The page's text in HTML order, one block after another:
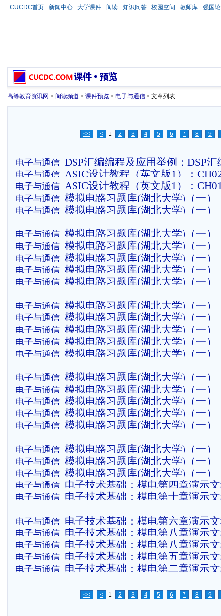
CUCDC首页 新闻中心 大学课件 阅读 知识问答 校园空间 教师库 强国
高等教育资讯网 > 阅读频道 > 课件预览 > 电子与通信 > 文章列表
<< < 1 2 3 4 5 6 7 8 9
电子与通信 DSP汇编编程及应用举例：DSP
举例
电子与通信 ASIC设计教程（英文版1）：
电子与通信 ASIC设计教程（英文版1）：
电子与通信 模拟电路习题库(湖北大学)（一）
电子与通信 模拟电路习题库(湖北大学)（一）
电子与通信 模拟电路习题库(湖北大学)（一）
电子与通信 模拟电路习题库(湖北大学)（一）
电子与通信 模拟电路习题库(湖北大学)（一）
电子与通信 模拟电路习题库(湖北大学)（一）
电子与通信 模拟电路习题库(湖北大学)（一）
电子与通信 模拟电路习题库(湖北大学)（一）
放大电路 自测
电子与通信 模拟电路习题库(湖北大学)（一）
的发生和信号的转换 自测
电子与通信 模拟电路习题库(湖北大学)（一）
的运算和处理 自测
电子与通信 模拟电路习题库(湖北大学)（一）
电路中的反馈 自测题
电子与通信 模拟电路习题库(湖北大学)（一）
电子与通信 模拟电路习题库(湖北大学)（一）
放大电路 自测题
电子与通信 模拟电路习题库(湖北大学)（一）
放大电路 自测题
电子与通信 模拟电路习题库(湖北大学)（一）
半导体器件 自测题
电子与通信 模拟电路习题库(湖北大学)（一）
流电源 自测
电子与通信 模拟电路习题库(湖北大学)（一）
电子与通信 模拟电路习题库(湖北大学)（一）
2004模拟电路 试题 A卷
电子与通信 模拟电路习题库(湖北大学)（一）
2002级模拟电路试题参考答案 A卷
电子与通信 模拟电路习题库(湖北大学)（一）
专业 模拟电路试卷 A卷
电子与通信 电子技术基础：模电第四章演示
电子与通信 电子技术基础：模电第十章演示
电子与通信 电子技术基础：模电第六章演示
电子与通信 电子技术基础：模电第八章演示
电子与通信 电子技术基础：模电第八章演示
电子与通信 电子技术基础：模电第五章演示
电子与通信 电子技术基础：模电第二章演示
<< < 1 2 3 4 5 6 7 8 9